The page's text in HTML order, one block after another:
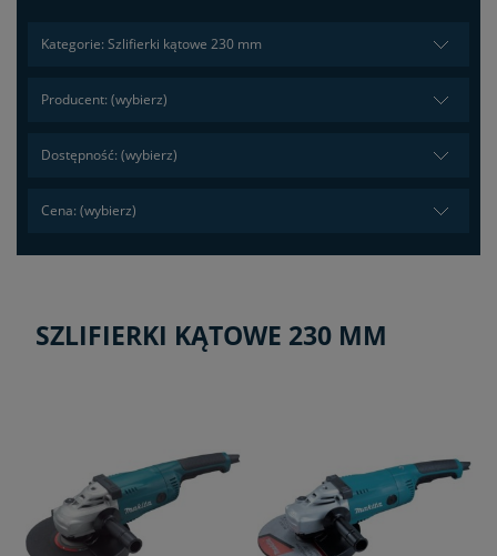
Kategorie: Szlifierki kątowe 230 mm
Producent: (wybierz)
Dostępność: (wybierz)
Cena: (wybierz)
SZLIFIERKI KĄTOWE 230 MM